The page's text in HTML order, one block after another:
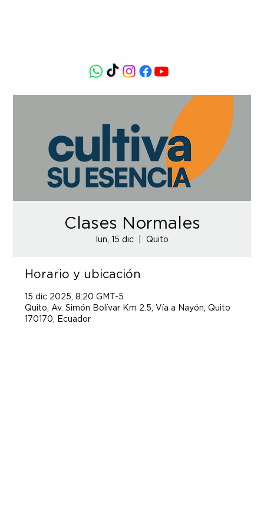
Clases Normales
lun, 15 dic
  |
Quito
Horario y ubicación
15 dic 2025, 8:20 GMT-5
Quito, Av. Simón Bolívar Km 2.5, Vía a Nayón, Quito
170170, Ecuador